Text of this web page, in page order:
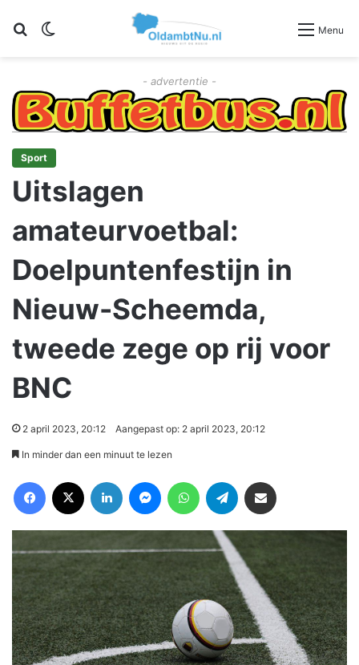
Zoeken Menu
- advertentie -
Sport
Uitslagen
amateurvoetbal:
Doelpuntenfestijn in
Nieuw-Scheemda,
tweede zege op rij voor
BNC
2 april 2023, 20:12 Aangepast op: 2 april 2023, 20:12
In minder dan een minuut te lezen